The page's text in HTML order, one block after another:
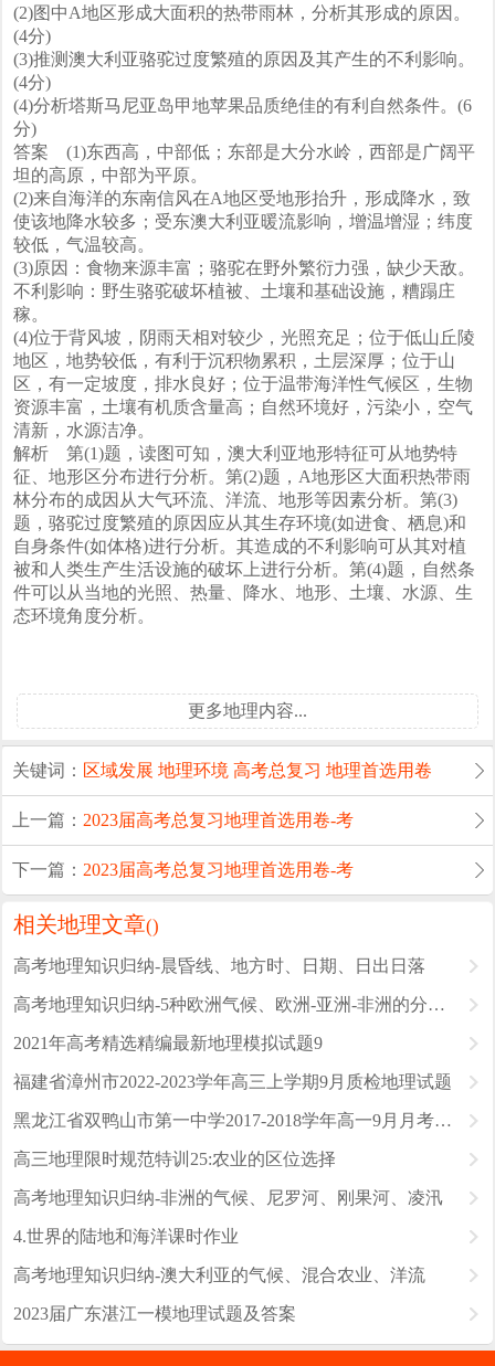
(2)图中A地区形成大面积的热带雨林，分析其形成的原因。
(4分)
(3)推测澳大利亚骆驼过度繁殖的原因及其产生的不利影响。
(4分)
(4)分析塔斯马尼亚岛甲地苹果品质绝佳的有利自然条件。(6
分)
答案 (1)东西高，中部低；东部是大分水岭，西部是广阔平
坦的高原，中部为平原。
(2)来自海洋的东南信风在A地区受地形抬升，形成降水，致
使该地降水较多；受东澳大利亚暖流影响，增温增湿；纬度
较低，气温较高。
(3)原因：食物来源丰富；骆驼在野外繁衍力强，缺少天敌。
不利影响：野生骆驼破坏植被、土壤和基础设施，糟蹋庄
稼。
(4)位于背风坡，阴雨天相对较少，光照充足；位于低山丘陵
地区，地势较低，有利于沉积物累积，土层深厚；位于山
区，有一定坡度，排水良好；位于温带海洋性气候区，生物
资源丰富，土壤有机质含量高；自然环境好，污染小，空气
清新，水源洁净。
解析 第(1)题，读图可知，澳大利亚地形特征可从地势特
征、地形区分布进行分析。第(2)题，A地形区大面积热带雨
林分布的成因从大气环流、洋流、地形等因素分析。第(3)
题，骆驼过度繁殖的原因应从其生存环境(如进食、栖息)和
自身条件(如体格)进行分析。其造成的不利影响可从其对植
被和人类生产生活设施的破坏上进行分析。第(4)题，自然条
件可以从当地的光照、热量、降水、地形、土壤、水源、生
态环境角度分析。
更多地理内容...
关键词： 区域发展 地理环境 高考总复习 地理首选用卷
上一篇： 2023届高考总复习地理首选用卷-考
下一篇： 2023届高考总复习地理首选用卷-考
相关地理文章()
高考地理知识归纳-晨昏线、地方时、日期、日出日落
高考地理知识归纳-5种欧洲气候、欧洲-亚洲-非洲的分界线
2021年高考精选精编最新地理模拟试题9
福建省漳州市2022-2023学年高三上学期9月质检地理试题
黑龙江省双鸭山市第一中学2017-2018学年高一9月月考地理试题
高三地理限时规范特训25:农业的区位选择
高考地理知识归纳-非洲的气候、尼罗河、刚果河、凌汛
4.世界的陆地和海洋课时作业
高考地理知识归纳-澳大利亚的气候、混合农业、洋流
2023届广东湛江一模地理试题及答案